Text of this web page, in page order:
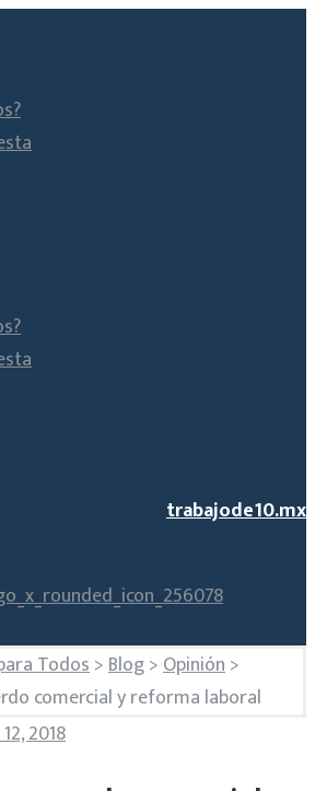
trabajode10.mx
Todos>Blog>Opinión>
comercial y reforma laboral
2018